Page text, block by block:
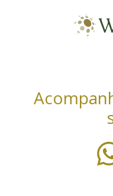
Utilizamos cookies
semelhantes de